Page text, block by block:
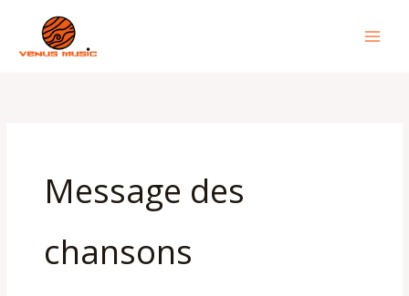
contenu
Message des
chansons